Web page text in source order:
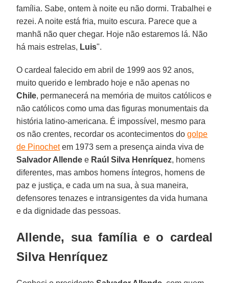
família. Sabe, ontem à noite eu não dormi. Trabalhei e
rezei. A noite está fria, muito escura. Parece que a
manhã não quer chegar. Hoje não estaremos lá. Não
há mais estrelas, Luis".
O cardeal falecido em abril de 1999 aos 92 anos,
muito querido e lembrado hoje e não apenas no
Chile, permanecerá na memória de muitos católicos e
não católicos como uma das figuras monumentais da
história latino-americana. É impossível, mesmo para
os não crentes, recordar os acontecimentos do golpe
de Pinochetem 1973 sem a presença ainda viva de
Salvador Allende e Raúl Silva Henríquez, homens
diferentes, mas ambos homens íntegros, homens de
paz e justiça, e cada um na sua, à sua maneira,
defensores tenazes e intransigentes da vida humana
e da dignidade das pessoas.
Allende, sua família e o cardeal
Silva Henríquez